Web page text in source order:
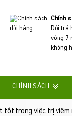
Chính
Đổi trả
vòng 7
không
CHÍNH SÁCH
tốt trong việc trị viêm